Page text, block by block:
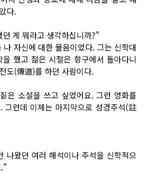
다.
게 뭐라고 생각하십니까?”
자신에 대한 물음이었다. 그는 신학대
했고 젊은 시절은 항구에서 돌아다니
도(傳道)를 하던 사람이다.
은 소설을 쓰고 싶었어요. 그런 영화를
그런데 이제는 마지막으로 성경주석(註
나왔던 여러 해석이나 주석을 신학적으